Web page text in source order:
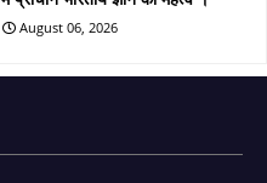
August 06, 2026